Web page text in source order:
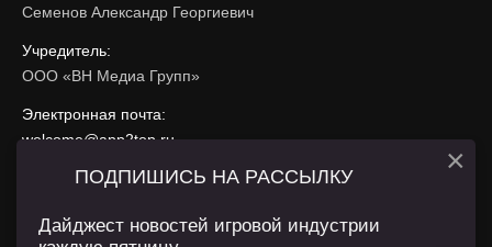
Семенов Александр Георгиевич
Учредитель:
ООО «ВН Медиа Групп»
Электронная почта:
welcome@app2top.ru
При использовании материалов активная ссылка на
ПОДПИШИСЬ НА РАССЫЛКУ
Дайджест новостей игровой индустрии
×